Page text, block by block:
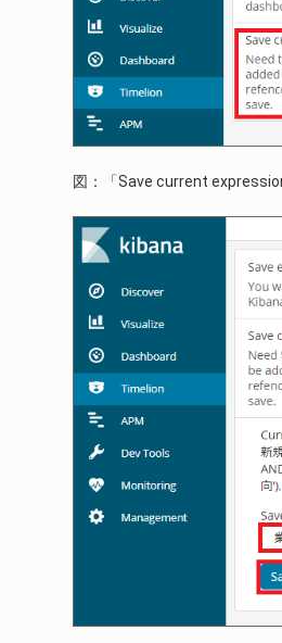
図：「Save current